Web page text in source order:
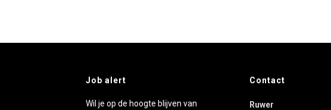
Job alert
Wil je op de hoogte blijven van
Contact
Ruwer